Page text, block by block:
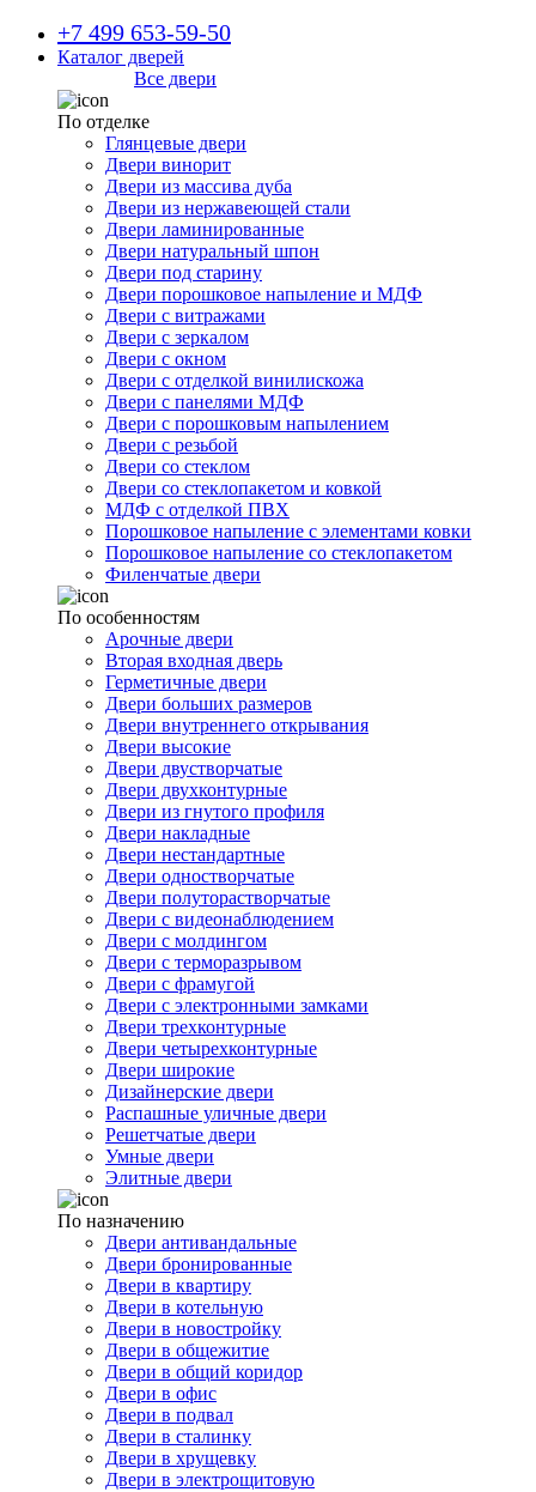
+7 499 653-59-50
Каталог дверей
Все двери
По отделке
Глянцевые двери
Двери винорит
Двери из массива дуба
Двери из нержавеющей стали
Двери ламинированные
Двери натуральный шпон
Двери под старину
Двери порошковое напыление и МДФ
Двери с витражами
Двери с зеркалом
Двери с окном
Двери с отделкой винилискожа
Двери с панелями МДФ
Двери с порошковым напылением
Двери с резьбой
Двери со стеклом
Двери со стеклопакетом и ковкой
МДФ с отделкой ПВХ
Порошковое напыление с элементами ковки
Порошковое напыление со стеклопакетом
Филенчатые двери
По особенностям
Арочные двери
Вторая входная дверь
Герметичные двери
Двери больших размеров
Двери внутреннего открывания
Двери высокие
Двери двустворчатые
Двери двухконтурные
Двери из гнутого профиля
Двери накладные
Двери нестандартные
Двери одностворчатые
Двери полуторастворчатые
Двери с видеонаблюдением
Двери с молдингом
Двери с терморазрывом
Двери с фрамугой
Двери с электронными замками
Двери трехконтурные
Двери четырехконтурные
Двери широкие
Дизайнерские двери
Распашные уличные двери
Решетчатые двери
Умные двери
Элитные двери
По назначению
Двери антивандальные
Двери бронированные
Двери в квартиру
Двери в котельную
Двери в новостройку
Двери в общежитие
Двери в общий коридор
Двери в офис
Двери в подвал
Двери в сталинку
Двери в хрущевку
Двери в электрощитовую